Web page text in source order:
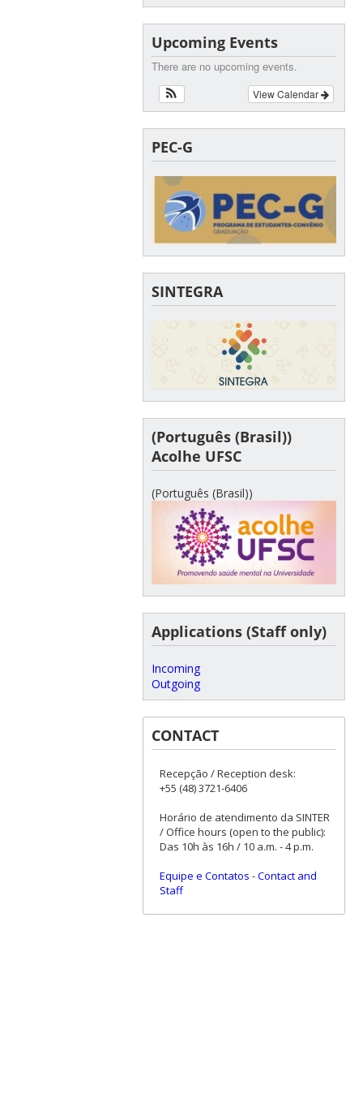
Upcoming Events
There are no upcoming events.
View Calendar
PEC-G
SINTEGRA
(Português (Brasil))
Acolhe UFSC
(Português (Brasil))
Applications (Staff only)
Incoming
Outgoing
CONTACT
Recepção / Reception desk:
+55 (48) 3721-6406
Horário de atendimento da SINTER
/ Office hours (open to the public):
Das 10h às 16h / 10 a.m. - 4 p.m.
Equipe e Contatos -Contact and
Staff